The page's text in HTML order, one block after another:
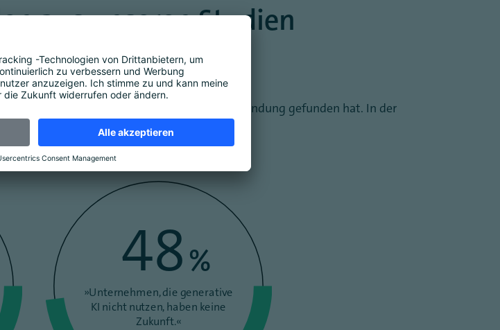
aus unseren Studien
in vielen Bereichen der Gesellschaft Anwendung gefunden hat. In der
48%
»Unternehmen, die generative
KI nicht nutzen, haben keine
Zukunft.«